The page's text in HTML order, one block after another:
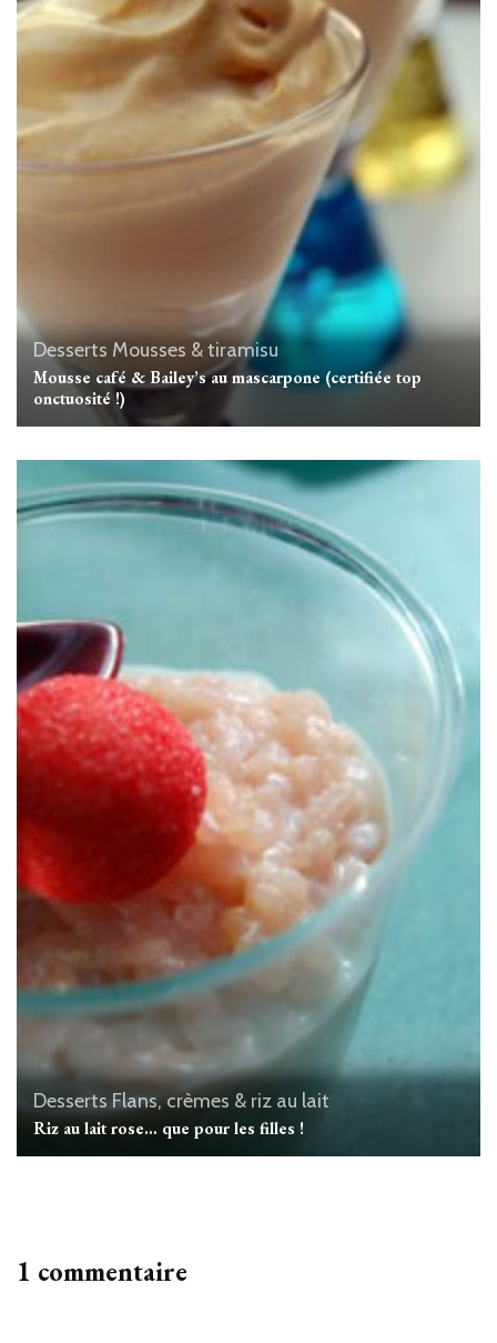
Desserts Mousses & tiramisu
Mousse café & Bailey’s au mascarpone (certifiée top
onctuosité !)
Desserts Flans, crèmes & riz au lait
Riz au lait rose… que pour les filles !
1 commentaire